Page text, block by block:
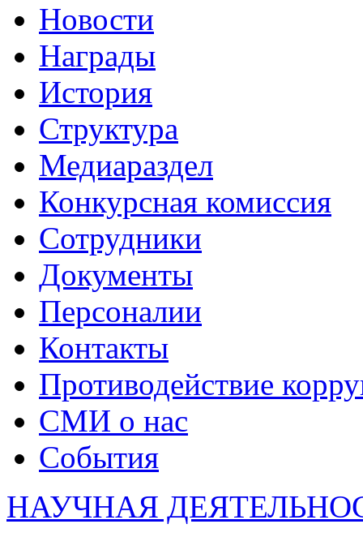
Новости
Награды
История
Структура
Медиараздел
Конкурсная комиссия
Сотрудники
Документы
Персоналии
Контакты
Противодействие
СМИ о нас
События
НАУЧНАЯ